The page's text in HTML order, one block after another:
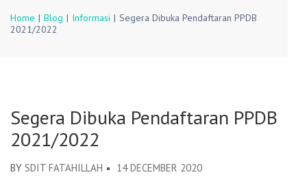
Home | Blog | Informasi | Segera Dibuka Pendaftaran PPDB
2021/2022
Segera Dibuka Pendaftaran PPDB
2021/2022
BY SDIT FATAHILLAH 14 DECEMBER 2020